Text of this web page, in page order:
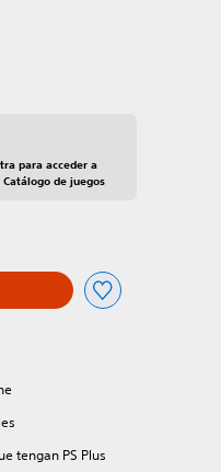
original de US$49.99
para acceder a
de juegos
tengan PS Plus